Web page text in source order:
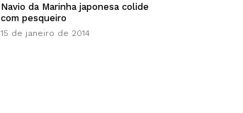
Navio da Marinha japonesa colide
com pesqueiro
15 de janeiro de 2014